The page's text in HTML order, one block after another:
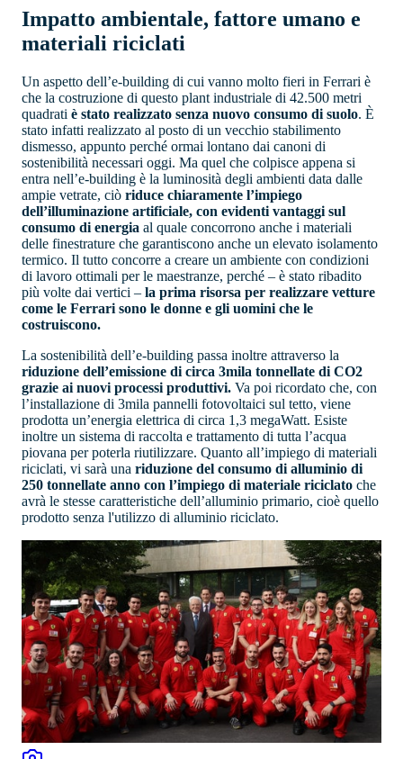
Impatto ambientale, fattore umano e
materiali riciclati
Un aspetto dell’e-building di cui vanno molto fieri in Ferrari è
che la costruzione di questo plant industriale di 42.500 metri
quadrati è stato realizzato senza nuovo consumo di suolo. È
stato infatti realizzato al posto di un vecchio stabilimento
dismesso, appunto perché ormai lontano dai canoni di
sostenibilità necessari oggi. Ma quel che colpisce appena si
entra nell’e-building è la luminosità degli ambienti data dalle
ampie vetrate, ciò riduce chiaramente l’impiego
dell’illuminazione artificiale, con evidenti vantaggi sul
consumo di energia al quale concorrono anche i materiali
delle finestrature che garantiscono anche un elevato isolamento
termico. Il tutto concorre a creare un ambiente con condizioni
di lavoro ottimali per le maestranze, perché – è stato ribadito
più volte dai vertici – la prima risorsa per realizzare vetture
come le Ferrari sono le donne e gli uomini che le
costruiscono.
La sostenibilità dell’e-building passa inoltre attraverso la
riduzione dell’emissione di circa 3mila tonnellate di CO2
grazie ai nuovi processi produttivi. Va poi ricordato che, con
l’installazione di 3mila pannelli fotovoltaici sul tetto, viene
prodotta un’energia elettrica di circa 1,3 megaWatt. Esiste
inoltre un sistema di raccolta e trattamento di tutta l’acqua
piovana per poterla riutilizzare. Quanto all’impiego di materiali
riciclati, vi sarà una riduzione del consumo di alluminio di
250 tonnellate anno con l’impiego di materiale riciclato che
avrà le stesse caratteristiche dell’alluminio primario, cioè quello
prodotto senza l'utilizzo di alluminio riciclato.